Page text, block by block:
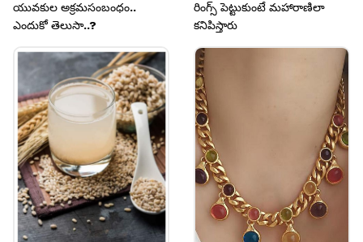
యువకుల అక్రమసంబంధం..
ఎందుకో తెలుసా..?
రింగ్స్ పెట్టుకుంటే మహారాణిలా
కనిపిస్తారు